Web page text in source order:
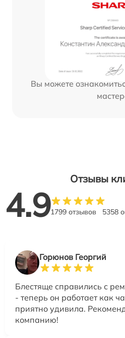
Вы можете
Отзывы
4.91799 отзывов 5358
Горюнов Георгий
Блестяще справились с
- теперь он работает как
приятно удивила.
компанию!